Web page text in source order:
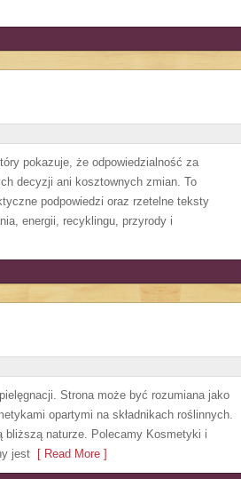
pokazuje, że odpowiedzialność za
decyzji ani kosztownych zmian. To
podpowiedzi oraz rzetelne teksty
energii, recyklingu, przyrody i
Strona może być rozumiana jako
opartymi na składnikach roślinnych.
bliższą naturze. Polecamy Kosmetyki i
jest [ Read More ]